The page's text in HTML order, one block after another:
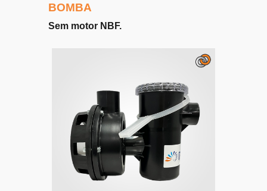
BOMBA
Sem motor NBF.